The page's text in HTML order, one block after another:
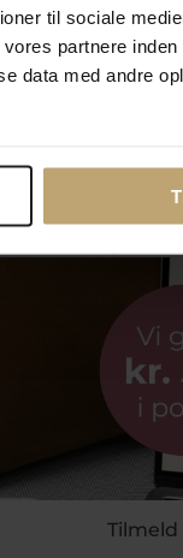
til sociale
partnere inden
data med andre
for dig?